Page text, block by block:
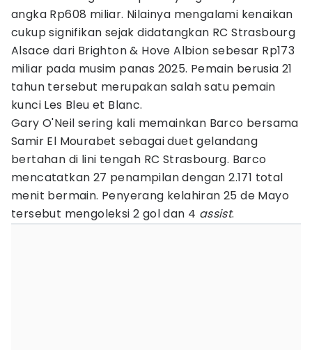
angka Rp608 miliar. Nilainya mengalami kenaikan
cukup signifikan sejak didatangkan RC Strasbourg
Alsace dari Brighton & Hove Albion sebesar Rp173
miliar pada musim panas 2025. Pemain berusia 21
tahun tersebut merupakan salah satu pemain
kunci Les Bleu et Blanc.
Gary O'Neil sering kali memainkan Barco bersama
Samir El Mourabet sebagai duet gelandang
bertahan di lini tengah RC Strasbourg. Barco
mencatatkan 27 penampilan dengan 2.171 total
menit bermain. Penyerang kelahiran 25 de Mayo
tersebut mengoleksi 2 gol dan 4 assist.